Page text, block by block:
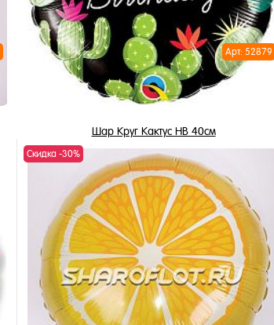
В наличии
Арт: 52879
Шар Круг Кактус HB 40см
490 ₽
343 ₽/ шт
В корзину
Купить в 1 клик
В избранное
В наличии
Скидка -30%